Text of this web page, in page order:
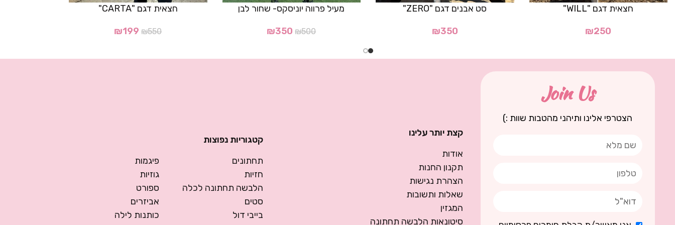
חצאית דגם "WILL"
₪250
סט אבנים דגם "ZERO"
₪350
מעיל פרווה יוניסקס- שחור לבן
₪500
₪350
חצאית דגם "CARTA"
₪550
₪199
Join Us
הצטרפי אלינו ותיהני מהטבות שוות :)
קצת יותר עלינו
אודות
תקנון החנות
הצהרת נגישות
שאלות ותשובות
המגזין
סיטונאות הלבשה תחתונה
קטגוריות נפוצות
תחתונים
חזיות
הלבשה תחתונה לכלה
סטים
בייבי דול
פיגמות
גוזיות
ספורט
אביזרים
כותנות לילה